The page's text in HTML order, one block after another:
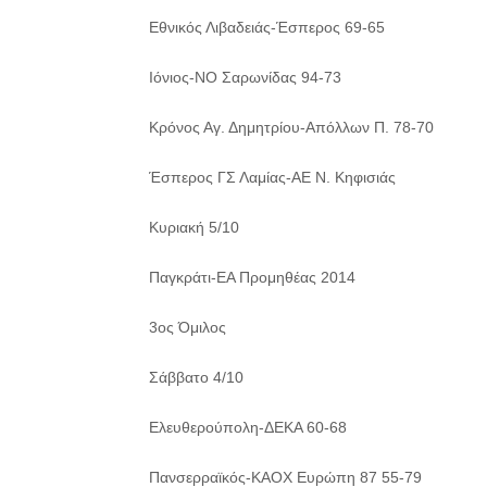
Εθνικός Λιβαδειάς-Έσπερος 69-65
Ιόνιος-ΝΟ Σαρωνίδας 94-73
Κρόνος Αγ. Δημητρίου-Απόλλων Π. 78-70
Έσπερος ΓΣ Λαμίας-ΑΕ Ν. Κηφισιάς
Κυριακή 5/10
Παγκράτι-ΕΑ Προμηθέας 2014
3ος Όμιλος
Σάββατο 4/10
Ελευθερούπολη-ΔΕΚΑ 60-68
Πανσερραϊκός-ΚΑΟΧ Ευρώπη 87 55-79